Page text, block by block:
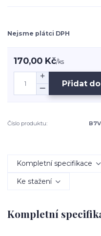
Nejsme plátci DPH
170,00 Kč/ks
Přidat
Číslo produktu:
Kompletní specifikace
Ke stažení
Kompletní